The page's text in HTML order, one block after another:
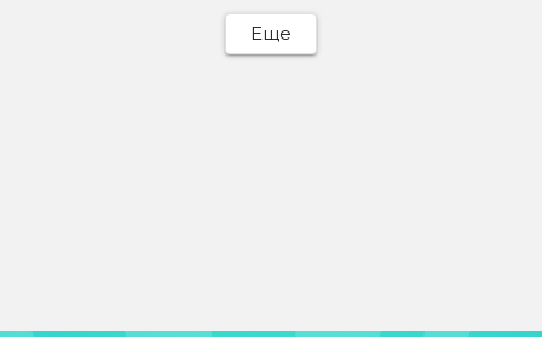
Ева Батурина
Еще